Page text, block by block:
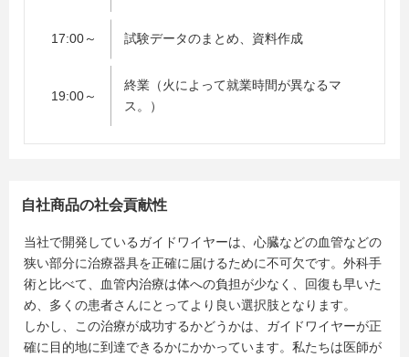
17:00～ 試験データのまとめ、資料作成
19:00～
終業（火によって就業時間が異なるマ
ス。）
自社商品の社会貢献性
当社で開発しているガイドワイヤーは、心臓などの血管などの
狭い部分に治療器具を正確に届けるために不可欠です。外科手
術と比べて、血管内治療は体への負担が少なく、回復も早いた
め、多くの患者さんにとってより良い選択肢となります。
しかし、この治療が成功するかどうかは、ガイドワイヤーが正
確に目的地に到達できるかにかかっています。私たちは医師が